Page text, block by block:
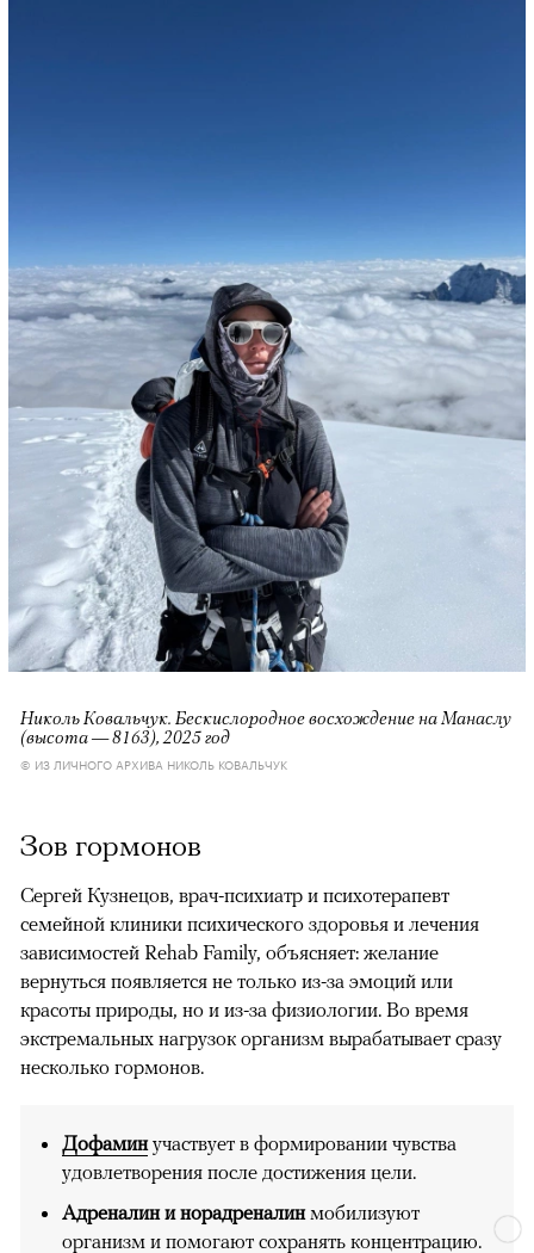
Николь Ковальчук. Бескислородное восхождение на Манаслу
(высота — 8163), 2025 год
© ИЗ ЛИЧНОГО АРХИВА НИКОЛЬ КОВАЛЬЧУК
Зов гормонов
Сергей Кузнецов, врач-психиатр и психотерапевт
семейной клиники психического здоровья и лечения
зависимостей Rehab Family, объясняет: желание
вернуться появляется не только из-за эмоций или
красоты природы, но и из-за физиологии. Во время
экстремальных нагрузок организм вырабатывает сразу
несколько гормонов.
Дофаминучаствует в формировании чувства
удовлетворения после достижения цели.
Адреналин и норадреналинмобилизуют
организм и помогают сохранять концентрацию.